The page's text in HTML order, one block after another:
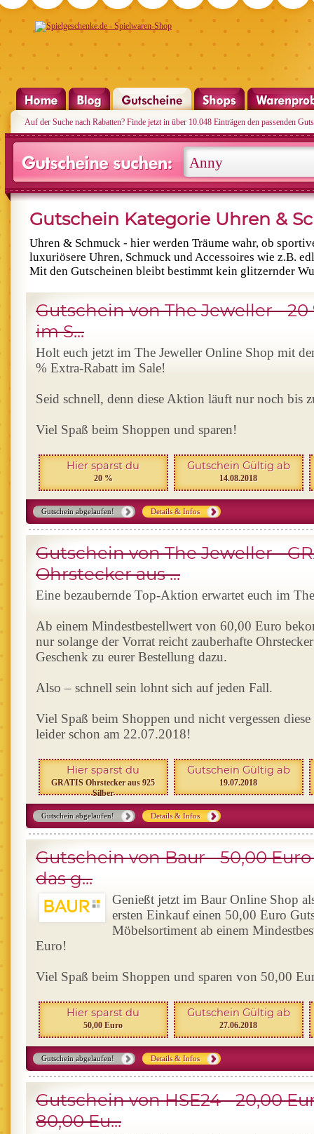
Auf der Suche nach Rabatten? Finde jetzt in über 10.048 Einträgen den passenden
Gutschein Kategorie Uhren &
Uhren & Schmuck - hier werden Träume wahr, ob
luxuriösere Uhren, Schmuck und Accessoires wie z.B.
Mit den Gutscheinen bleibt bestimmt kein glitzernder
Gutschein von The Jeweller - 20
im S...
Holt euch jetzt im The Jeweller Online Shop mit
% Extra-Rabatt im Sale!
Seid schnell, denn diese Aktion läuft nur noch bis
Viel Spaß beim Shoppen und sparen!
Hier sparst du
20 %
Gutschein Gültig ab
14.08.2018
Gutschein abgelaufen! Details & Infos
Gutschein von The Jeweller -
Ohrstecker aus ...
Eine bezaubernde Top-Aktion erwartet euch im
Ab einem Mindestbestellwert von 60,00 Euro
nur solange der Vorrat reicht zauberhafte
Geschenk zu eurer Bestellung dazu.
Also – schnell sein lohnt sich auf jeden Fall.
Viel Spaß beim Shoppen und nicht vergessen
leider schon am 22.07.2018!
Hier sparst du
GRATIS Ohrstecker aus 925
Silber
Gutschein Gültig ab
19.07.2018
Gutschein abgelaufen! Details & Infos
Gutschein von Baur - 50,00
das g...
Genießt jetzt im Baur Online Shop
ersten Einkauf einen 50,00 Euro
Möbelsortiment ab einem
Euro!
Viel Spaß beim Shoppen und sparen von 50,00
Hier sparst du
50,00 Euro
Gutschein Gültig ab
27.06.2018
Gutschein abgelaufen! Details & Infos
Gutschein von HSE24 - 20,00
80,00 Eu...